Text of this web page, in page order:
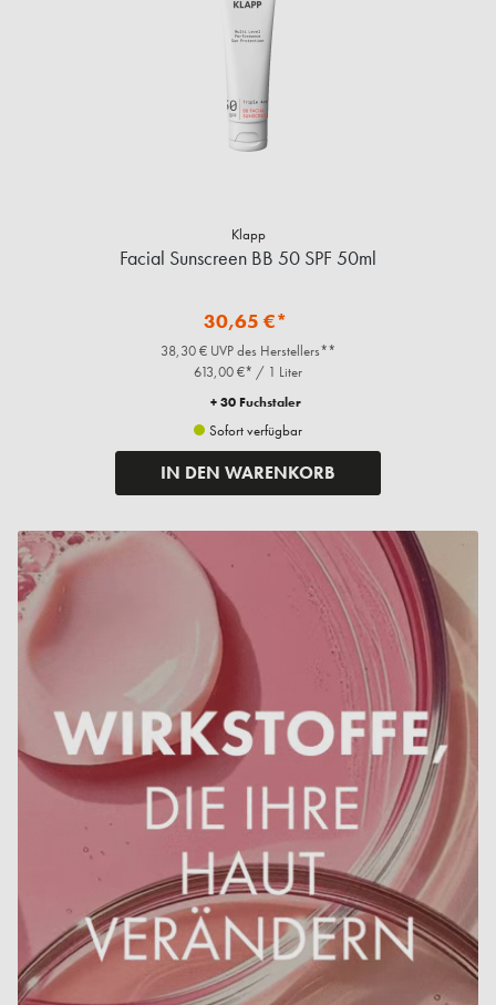
Klapp
Facial Sunscreen BB 50 SPF 50ml
30,65 €*
38,30 € UVP des Herstellers**
613,00 €* / 1 Liter
+ 30 Fuchstaler
Sofort verfügbar
IN DEN WARENKORB